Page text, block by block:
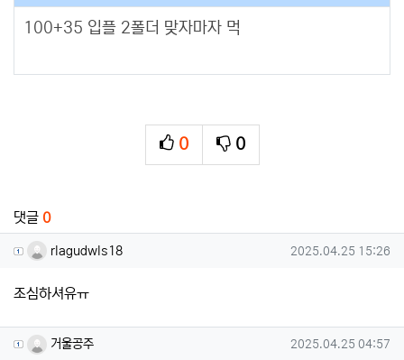
100+35 입플 2폴더 맞자마자 먹
0
추천
0
비추천
댓글 0
rlagudwls18님의 댓글
rlagudwls18 작성일
2025.04.25 15:26
조심하셔유ㅠ
거울공주님의 댓글
거울공주 작성일
2025.04.25 04:57